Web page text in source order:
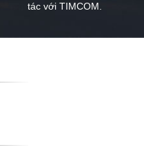
tác với TIMCOM.